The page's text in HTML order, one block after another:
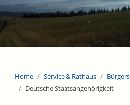
Home Service & Rathaus
Deutsche Staatsangehörigkeit